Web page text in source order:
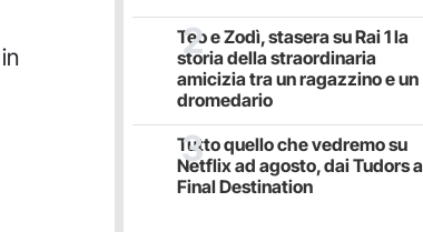
in
Teo e Zodì, stasera su Rai 1 la
storia della straordinaria
amicizia tra un ragazzino e un
dromedario
Tutto quello che vedremo su
Netflix ad agosto, dai Tudors a
Final Destination